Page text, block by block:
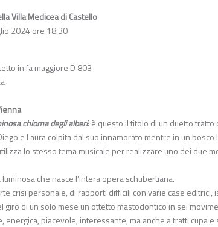
Villa Medicea di Castello
2024 ore 18:30
in fa maggiore D 803
chioma degli alberi: è questo il titolo di un duetto tratto
e Laura colpita dal suo innamorato mentre in un
lo stesso tema musicale per realizzare uno dei due
luminosa che nasce l’intera opera schubertiana.
crisi personale, di rapporti difficili con varie case editrici,
giro di un solo mese un ottetto mastodontico in sei
energica, piacevole, interessante, ma anche a tratti cupa e